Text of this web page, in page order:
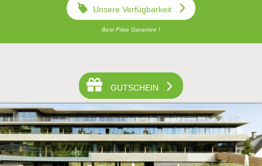
Unsere Verfügbarkeit
Best Price Garantee !
GUTSCHEIN
••